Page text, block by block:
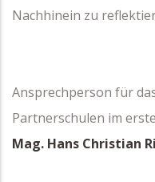
Nachhinein zu
Ansprechperson für
Partnerschulen im
Mag. Hans Christian